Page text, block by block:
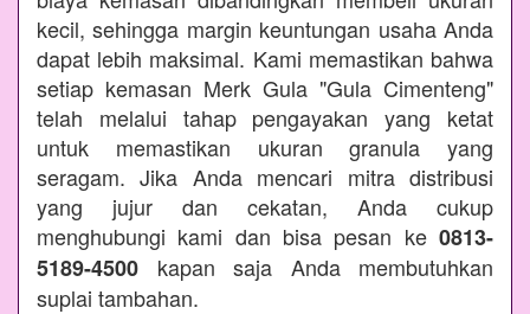
kecil, sehingga margin keuntungan usaha Anda
dapat lebih maksimal. Kami memastikan bahwa
setiap kemasan Merk Gula "Gula Cimenteng"
telah melalui tahap pengayakan yang ketat
untuk memastikan ukuran granula yang
seragam. Jika Anda mencari mitra distribusi
yang jujur dan cekatan, Anda cukup
menghubungi kami dan bisa pesan ke 0813-
5189-4500 kapan saja Anda membutuhkan
suplai tambahan.